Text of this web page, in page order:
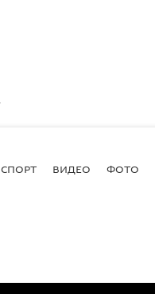
СПОРТ ВИДЕО ФОТО